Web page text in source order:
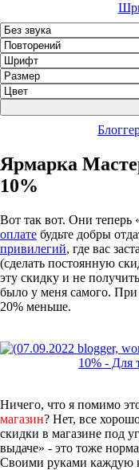
Ярмарка
10%
Вот так вот. Они теперь
оплате будьте добры
привилегий, где вас
(сделать постоянную
эту скидку и не
было у меня самого.
20% меньше.
Ничего, что я помимо
магазин? Нет, все
скидки в магазине под
выдаче» - это тоже
Своими руками каждую